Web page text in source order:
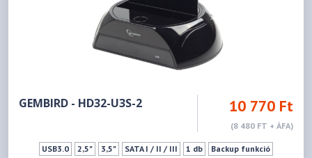
GEMBIRD - HD32-U3S-2 10 770 Ft
(8 480 FT + ÁFA)
USB3.0 2,5" 3,5" SATA I / II / III 1 db Backup funkció